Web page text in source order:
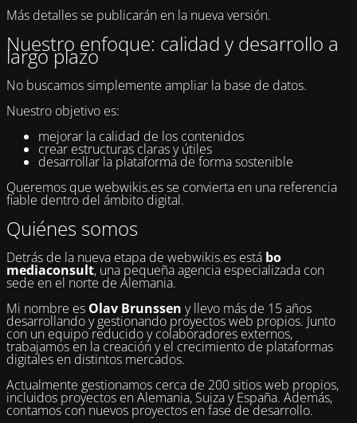
Más detalles se publicarán en la nueva versión.
Nuestro enfoque: calidad y desarrollo a
largo plazo
No buscamos simplemente ampliar la base de datos.
Nuestro objetivo es:
mejorar la calidad de los contenidos
crear estructuras claras y útiles
desarrollar la plataforma de forma sostenible
Queremos que webwikis.es se convierta en una referencia
fiable dentro del ámbito digital.
Quiénes somos
Detrás de la nueva etapa de webwikis.es está bo
mediaconsult, una pequeña agencia especializada con
sede en el norte de Alemania.
Mi nombre es Olav Brunssen y llevo más de 15 años
desarrollando y gestionando proyectos web propios. Junto
con un equipo reducido y colaboradores externos,
trabajamos en la creación y el crecimiento de plataformas
digitales en distintos mercados.
Actualmente gestionamos cerca de 200 sitios web propios,
incluidos proyectos en Alemania, Suiza y España. Además,
contamos con nuevos proyectos en fase de desarrollo.